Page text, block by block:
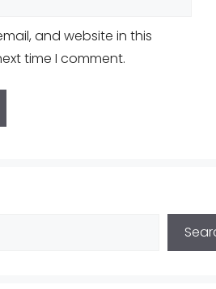
and website in this
time I comment.